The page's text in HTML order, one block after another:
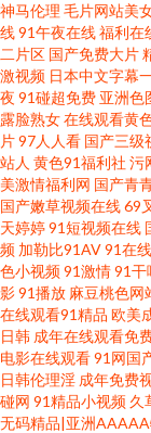
神马伦理 毛片网站美
线91午夜在线福利在
二片区 国产免费大片
激视频 日本中文字幕
夜 91碰超免费 亚洲色
露脸熟女在线观看黄
片97人人看 国产三级
站人 黄色91福利社 污
美激情福利网 国产青
国产嫩草视频在线69
天婷婷91短视频在线
频 加勒比91AV91在
色小视频91激情91干
影91播放 麻豆桃色网
在线观看91精品 欧美
日韩 成年在线观看免
电影在线观看91网国
日韩伦理淫 成年免费
碰网 91精品小视频 久
无码精品|亚洲